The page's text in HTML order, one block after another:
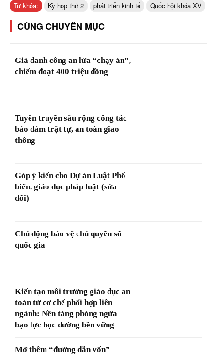
Từ khóa: Kỳ họp thứ 2 phát triển kinh tế Quốc hội khóa XV
CÙNG CHUYÊN MỤC
Giả danh công an lừa “chạy án”,
chiếm đoạt 400 triệu đồng
Tuyên truyền sâu rộng công tác
bảo đảm trật tự, an toàn giao
thông
Góp ý kiến cho Dự án Luật Phổ
biến, giáo dục pháp luật (sửa
đổi)
Chủ động bảo vệ chủ quyền số
quốc gia
Kiến tạo môi trường giáo dục an
toàn từ cơ chế phối hợp liên
ngành: Nền tảng phòng ngừa
bạo lực học đường bền vững
Mở thêm “đường dẫn vốn”